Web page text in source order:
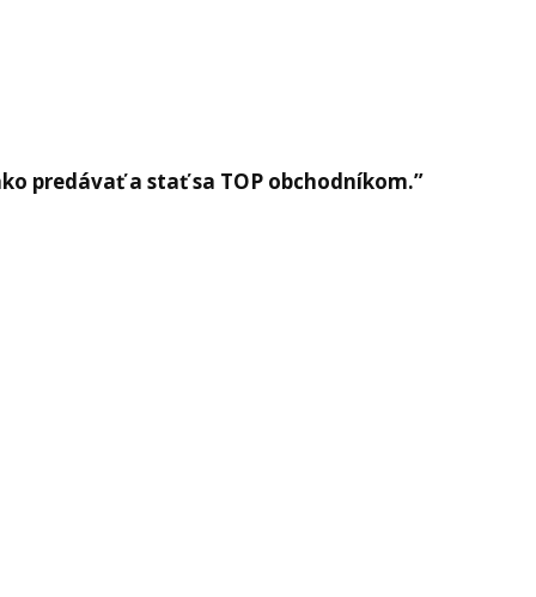
predávať a stať sa TOP obchodníkom.”